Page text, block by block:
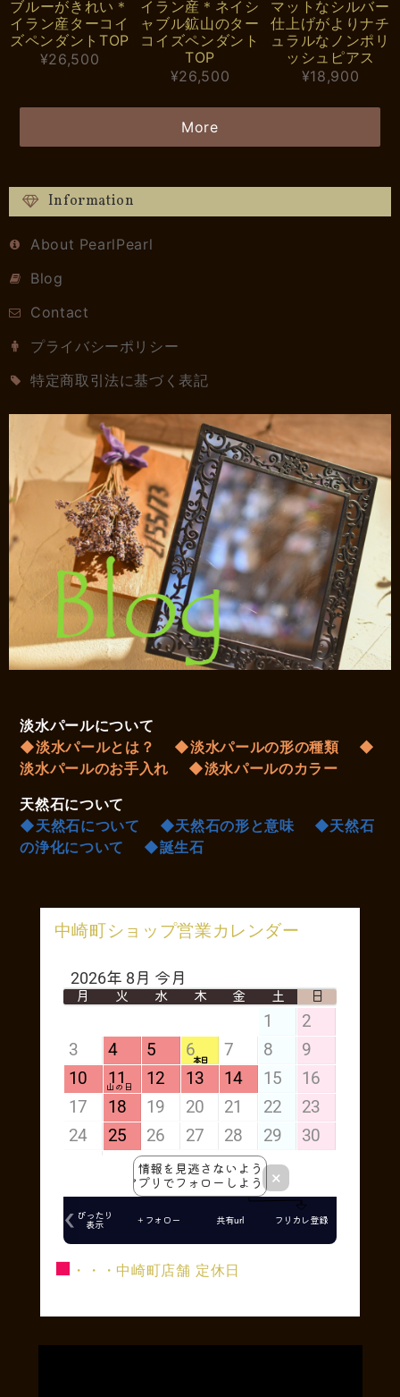
ブルーがきれい＊
イラン産ターコイ
ズペンダントTOP
¥26,500
イラン産＊ネイシ
ャブル鉱山のター
コイズペンダント
TOP
¥26,500
マットなシルバー
仕上げがよりナチ
ュラルなノンポリ
ッシュピアス
¥18,900
More
Information
About PearlPearl
Blog
Contact
プライバシーポリシー
特定商取引法に基づく表記
淡水パールについて
◆淡水パールとは？
◆淡水パールの形の種類
◆
淡水パールのお手入れ
◆淡水パールのカラー
天然石について
◆天然石について
◆天然石の形と意味
◆天然石
の浄化について
◆誕生石
中崎町ショップ営業カレンダー
■ ・・・中崎町店舗 定休日